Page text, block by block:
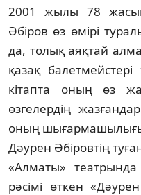
2001 жылы 78
Әбіров өз өмірі
да, толық аяқтай
қазақ
кітапта оның өз
өзгелер­дің
оның
Дәурен Әбіровтің
«Алматы»
рәсімі өткен